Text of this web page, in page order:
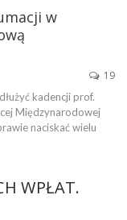
w
19
kadencji prof.
Międzynarodowej
naciskać wielu
WPŁAT.